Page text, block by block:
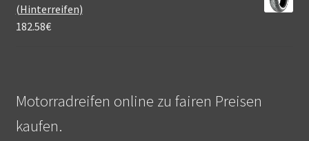
(Hinterreifen)
182.58€
Motorradreifen online zu fairen Preisen
kaufen.